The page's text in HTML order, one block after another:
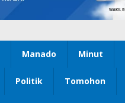
Manado Minut
Politik Tomohon